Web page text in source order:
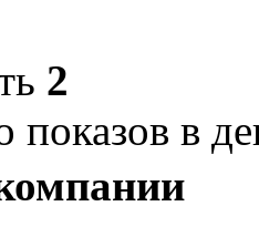
2
показов в